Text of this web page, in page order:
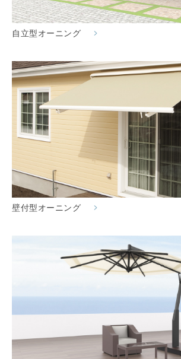
自立型オーニング
壁付型オーニング